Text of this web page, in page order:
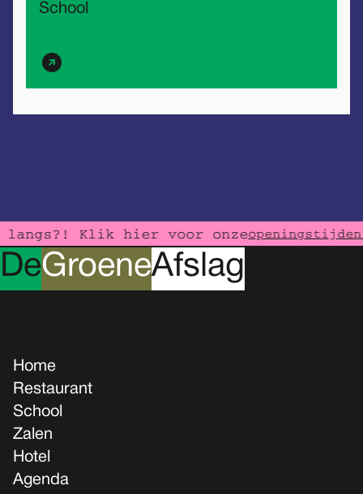
School
Klik hier voor onzeopeningstijden
DeGroeneAfslag
Home
Restaurant
School
Zalen
Hotel
Agenda